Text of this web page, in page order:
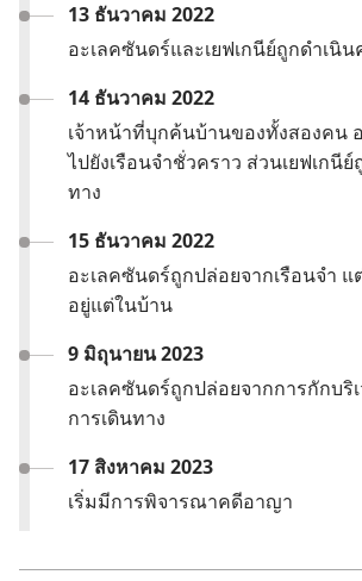
13 ธันวาคม 2022
อะเลคซันดร์​และ​เยฟเกนีย์​ถูก​ดำเนิ
14 ธันวาคม 2022
เจ้าหน้าที่​บุก​ค้น​บ้าน​ของ​ทั้ง​สอง​คน
ไป​ยัง​เรือน​จำ​ชั่ว​คราว ส่วน​เยฟเกนี
ทาง
15 ธันวาคม 2022
อะเลคซันดร์​ถูก​ปล่อย​จาก​เรือน​จำ
อยู่​แต่​ใน​บ้าน
9 มิถุนายน 2023
อะเลคซันดร์​ถูก​ปล่อย​จาก​การ​กัก​บริ
การ​เดิน​ทาง
17 สิงหาคม 2023
เริ่ม​มี​การ​พิจารณา​คดี​อาญา